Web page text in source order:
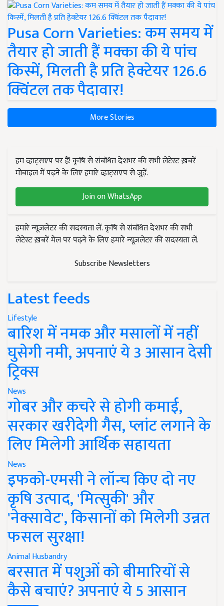
Pusa Corn Varieties: कम समय में
तैयार हो जाती हैं मक्का की ये पांच
किस्में, मिलती है प्रति हेक्टेयर 126.6
क्विंटल तक पैदावार!
More Stories
हम व्हाट्सएप पर हैं! कृषि से संबंधित देशभर की सभी लेटेस्ट ख़बरें
मोबाइल में पढ़ने के लिए हमारे व्हाट्सएप से जुड़ें.
Join on WhatsApp
हमारे न्यूज़लेटर की सदस्यता लें. कृषि से संबंधित देशभर की सभी
लेटेस्ट ख़बरें मेल पर पढ़ने के लिए हमारे न्यूज़लेटर की सदस्यता लें.
Subscribe Newsletters
Latest feeds
Lifestyle
बारिश में नमक और मसालों में नहीं
घुसेगी नमी, अपनाएं ये 3 आसान देसी
ट्रिक्स
News
गोबर और कचरे से होगी कमाई,
सरकार खरीदेगी गैस, प्लांट लगाने के
लिए मिलेगी आर्थिक सहायता
News
इफको-एमसी ने लॉन्च किए दो नए
कृषि उत्पाद, 'मित्सुकी' और
'नेक्सावेट', किसानों को मिलेगी उन्नत
फसल सुरक्षा!
Animal Husbandry
बरसात में पशुओं को बीमारियों से
कैसे बचाएं? अपनाएं ये 5 आसान